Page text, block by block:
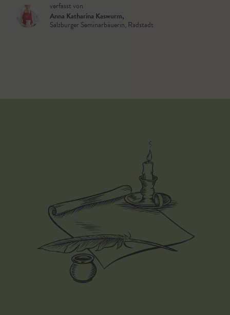
verfasst von
Anna Katharina Kaswurm,
Salzburger Seminarbäuerin, Radstadt